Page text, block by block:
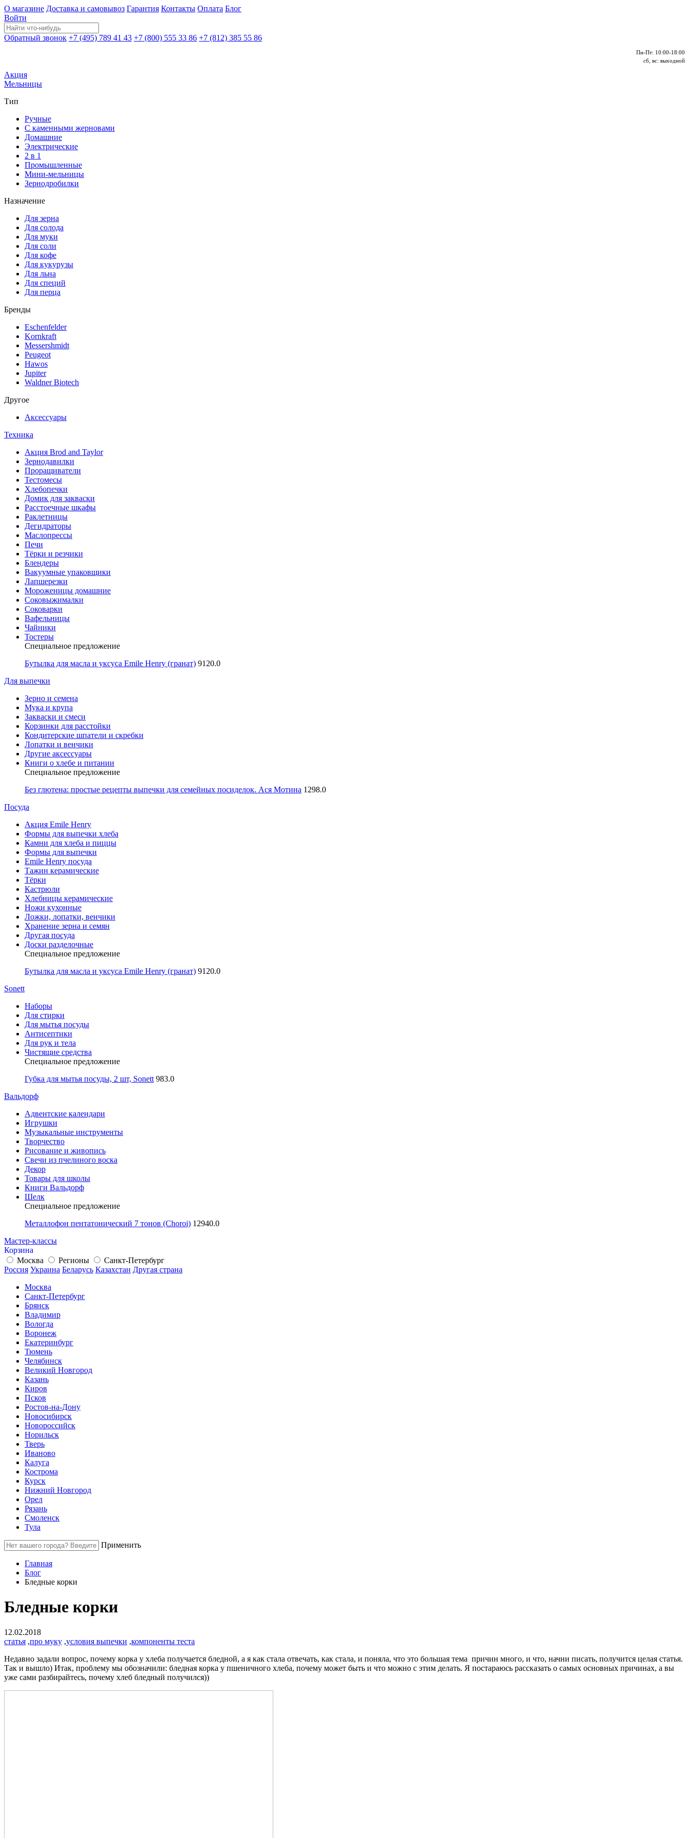
О магазине Доставка и самовывоз Гарантия Контакты Оплата Блог
Войти
Обратный звонок +7 (495) 789 41 43 +7 (800) 555 33 86 +7 (812) 385 55 86
Пн-Пт: 10:00-18:00
сб, вс: выходной
Акция
Мельницы
Тип
Ручные
С каменными жерновами
Домашние
Электрические
2 в 1
Промышленные
Мини-мельницы
Зернодробилки
Назначение
Для зерна
Для солода
Для муки
Для соли
Для кофе
Для кукурузы
Для льна
Для специй
Для перца
Бренды
Eschenfelder
Kornkraft
Messershmidt
Peugeot
Hawos
Jupiter
Waldner Biotech
Другое
Аксессуары
Техника
Акция Brod and Taylor
Зернодавилки
Проращиватели
Тестомесы
Хлебопечки
Домик для закваски
Расстоечные шкафы
Раклетницы
Дегидраторы
Маслопрессы
Печи
Тёрки и резчики
Блендеры
Вакуумные упаковщики
Лапшерезки
Мороженицы домашние
Соковыжималки
Соковарки
Вафельницы
Чайники
Тостеры
Специальное предложение
Бутылка для масла и уксуса Emile Henry (гранат) 9120.0
Для выпечки
Зерно и семена
Мука и крупа
Закваски и смеси
Корзинки для расстойки
Кондитерские шпатели и скребки
Лопатки и венчики
Другие аксессуары
Книги о хлебе и питании
Специальное предложение
Без глютена: простые рецепты выпечки для семейных посиделок. Ася Мотина 1298.0
Посуда
Акция Emile Henry
Формы для выпечки хлеба
Камни для хлеба и пиццы
Формы для выпечки
Emile Henry посуда
Тажин керамические
Тёрки
Кастрюли
Хлебницы керамические
Ножи кухонные
Ложки, лопатки, венчики
Хранение зерна и семян
Другая посуда
Доски разделочные
Специальное предложение
Бутылка для масла и уксуса Emile Henry (гранат) 9120.0
Sonett
Наборы
Для стирки
Для мытья посуды
Антисептики
Для рук и тела
Чистящие средства
Специальное предложение
Губка для мытья посуды, 2 шт, Sonett 983.0
Вальдорф
Адвентские календари
Игрушки
Музыкальные инструменты
Творчество
Рисование и живопись
Свечи из пчелиного воска
Декор
Товары для школы
Книги Вальдорф
Шелк
Специальное предложение
Металлофон пентатонический 7 тонов (Choroi) 12940.0
Мастер-классы
Корзина
Москва
Регионы
Санкт-Петербург
Россия Украина Беларусь Казахстан Другая страна
Москва
Санкт-Петербург
Брянск
Владимир
Вологда
Воронеж
Екатеринбург
Тюмень
Челябинск
Великий Новгород
Казань
Киров
Псков
Ростов-на-Дону
Новосибирск
Новороссийск
Норильск
Тверь
Иваново
Калуга
Кострома
Курск
Нижний Новгород
Орел
Рязань
Смоленск
Тула
Применить
Главная
Блог
Бледные корки
Бледные корки
12.02.2018
статья ,про муку ,условия выпечки ,компоненты теста
Недавно задали вопрос, почему корка у хлеба получается бледной, а я как стала отвечать, как стала, и поняла, что это большая тема причин много, и что, начни писать, получится целая статья.
Так и вышло) Итак, проблему мы обозначили: бледная корка у пшеничного хлеба, почему может быть и что можно с этим делать. Я постараюсь рассказать о самых основных причинах, а вы
уже сами разбирайтесь, почему хлеб бледный получился))